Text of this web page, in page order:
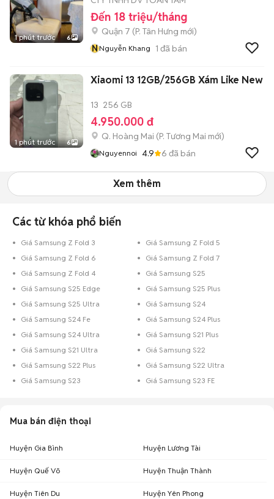
1 phút trước 6
Đến 18 triệu/tháng
Quận 7 (P. Tân Hưng mới)
NNguyễn Khang 1 đã bán
1 phút trước 6
Xiaomi 13 12GB/256GB Xám Like New
13 256 GB
4.950.000 đ
Q. Hoàng Mai (P. Tương Mai mới)
Nguyennoi 4.9 6 đã bán
Xem thêm
Các từ khóa phổ biến
Giá Samsung Z Fold 3
Giá Samsung Z Fold 5
Giá Samsung Z Fold 6
Giá Samsung Z Fold 7
Giá Samsung Z Fold 4
Giá Samsung S25
Giá Samsung S25 Edge
Giá Samsung S25 Plus
Giá Samsung S25 Ultra
Giá Samsung S24
Giá Samsung S24 Fe
Giá Samsung S24 Plus
Giá Samsung S24 Ultra
Giá Samsung S21 Plus
Giá Samsung S21 Ultra
Giá Samsung S22
Giá Samsung S22 Plus
Giá Samsung S22 Ultra
Giá Samsung S23
Giá Samsung S23 FE
Mua bán điện thoại
Huyện Gia Bình Huyện Lương Tài
Huyện Quế Võ Huyện Thuận Thành
Huyện Tiên Du Huyện Yên Phong